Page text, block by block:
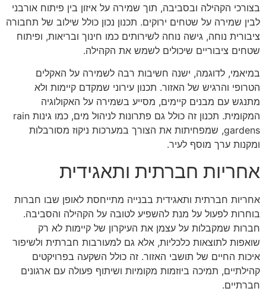
בצורכי הקהילה ובסביבה, תוך שמירה על איזון בין פיתוח אורבני
לבין שמירה על שטחים ירוקים. תכנון נכון כולל שילוב של תחבורה
ציבורית נוחה, גישה נוחה לשירותים כמו חינוך ובריאות, ופיתוח
שטחים ציבוריים שיכולים לשמש את הקהילה.
במיאמי, לדוגמה, ישנה חשיבות רבה לשמירה על האקלים
הטרופי והרגיש של האזור. תכנון עירוני שמקדם קיימות ולא
מתנגש עם מבנים קיימים, מסייע בשמירה על האקולוגיה
המקומית. תכנון זה כולל גם פתרונות לניהול מים, כמו גינות rain
gardens, שמפחיתות את הצורך במערכות ניקוז מסורבלות
ומקנות ערך מוסף לעיר.
אחריות חברתית ותאגידית
אחריות חברתית ותאגידית בבנייה מתייחסת לאופן שבו חברות
בוחרות לפעול על מנת להשפיע לטובה על הקהילה והסביבה.
חברות שמקבלות על עצמן את העיקרון של קיימות לא רק
שואפות לתוצאות כלכליות, אלא גם למעורבות חברתית ולשיפור
איכות החיים של תושבי האזור. זה כולל השקעה בפרויקטים
קהילתיים, תמיכה ביוזמות מקומיות ושיתוף פעולה עם ארגונים
חברתיים.